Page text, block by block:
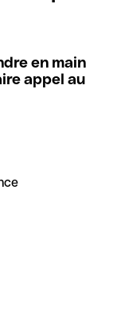
vous devriez
recherche de
vous pouvez
de réaliser vos
en main
appel au